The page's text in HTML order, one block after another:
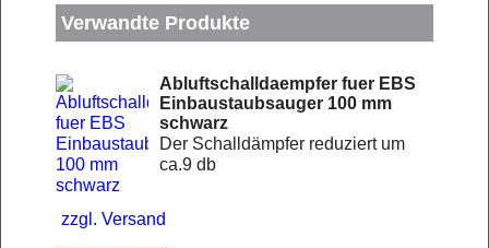
Verwandte Produkte
Abluftschalldaempfer fuer EBS
Einbaustaubsauger 100 mm
schwarz
Der Schalldämpfer reduziert um
ca.9 db
zzgl. Versand